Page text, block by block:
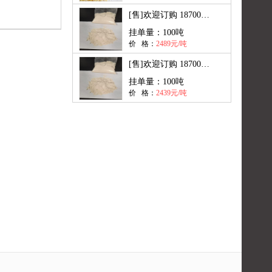
[售]欢迎订购 18700849052
挂单量： 100吨
价 格： 2489元/吨
[售]欢迎订购 18700849052
挂单量： 100吨
价 格： 2439元/吨